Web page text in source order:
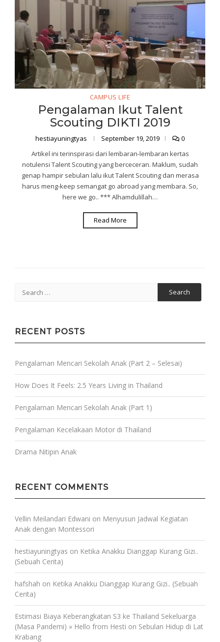
CAMPUS LIFE
Pengalaman Ikut Talent
Scouting DIKTI 2019
hestiayuningtyas September 19, 2019
0
Artikel ini terinspirasi dari lembaran-lembaran kertas
notulensi Talent Scouting yang berceceran. Maklum, sudah
genap hampir sebulan lalu ikut Talent Scouting dan merasa
harus meng-keep semangat go abroad yang membara. So,
here we go.. *** Alhamdulillah…
Read More
for:
RECENT POSTS
Pengalaman Mencari Sekolah Anak (Part 2 – Selesai)
How Does It Feels: 2.5 Years Living in Thailand
Pengalaman Mencari Sekolah Anak (Part 1)
Pengalaman Kecelakaan Motor di Thailand
Drama Nitipin Anak
RECENT COMMENTS
Vellin Meilandari Edwani on Menyusun Jadwal Kegiatan
Anak dengan Montessori
hestiayuningtyas on Ketika Anakku Dianggap Kurang Gizi..
(Sebuah Cerita)
hafshah on Ketika Anakku Dianggap Kurang Gizi.. (Sebuah
Cerita)
Estimasi Biaya Keberangkatan S3 ke Thailand Sekeluarga
(Masa Pandemi) » Hello from Hesti on Sebulan Hidup di Lat
Krabang